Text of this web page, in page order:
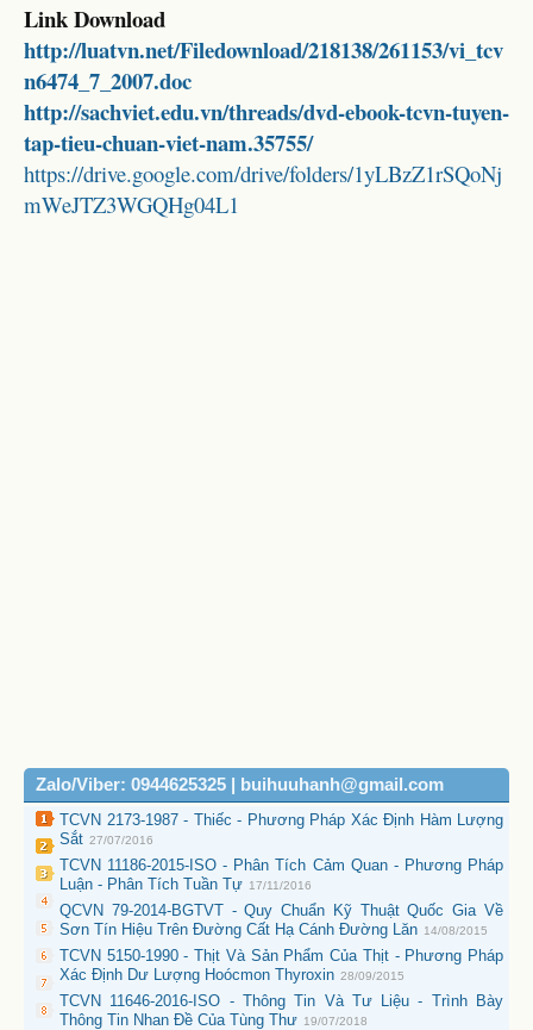
Link Download
http://luatvn.net/Filedownload/218138/261153/vi_tcv
n6474_7_2007.doc
http://sachviet.edu.vn/threads/dvd-ebook-tcvn-tuyen-
tap-tieu-chuan-viet-nam.35755/
https://drive.google.com/drive/folders/1yLBzZ1rSQoNj
mWeJTZ3WGQHg04L1
Zalo/Viber: 0944625325 | buihuuhanh@gmail.com
TCVN 2173-1987 - Thiếc - Phương Pháp Xác Định Hàm Lượng
Sắt 27/07/2016
TCVN 11186-2015-ISO - Phân Tích Cảm Quan - Phương Pháp
Luận - Phân Tích Tuần Tự 17/11/2016
QCVN 79-2014-BGTVT - Quy Chuẩn Kỹ Thuật Quốc Gia Về
Sơn Tín Hiệu Trên Đường Cất Hạ Cánh Đường Lăn 14/08/2015
TCVN 5150-1990 - Thịt Và Sản Phẩm Của Thịt - Phương Pháp
Xác Định Dư Lượng Hoócmon Thyroxin 28/09/2015
TCVN 11646-2016-ISO - Thông Tin Và Tư Liệu - Trình Bày
Thông Tin Nhan Đề Của Tùng Thư 19/07/2018